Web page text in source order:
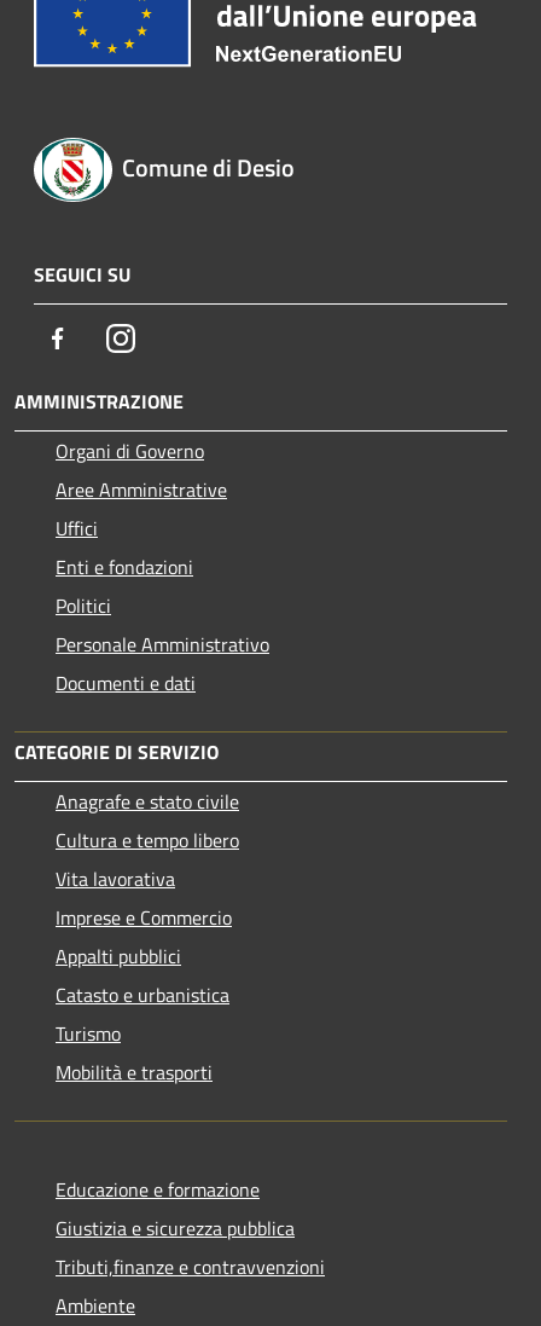
Comune di Desio
SEGUICI SU
FacebookInstagram
AMMINISTRAZIONE
Organi di Governo
Aree Amministrative
Uffici
Enti e fondazioni
Politici
Personale Amministrativo
Documenti e dati
CATEGORIE DI SERVIZIO
Anagrafe e stato civile
Cultura e tempo libero
Vita lavorativa
Imprese e Commercio
Appalti pubblici
Catasto e urbanistica
Turismo
Mobilità e trasporti
Educazione e formazione
Giustizia e sicurezza pubblica
Tributi,finanze e contravvenzioni
Ambiente